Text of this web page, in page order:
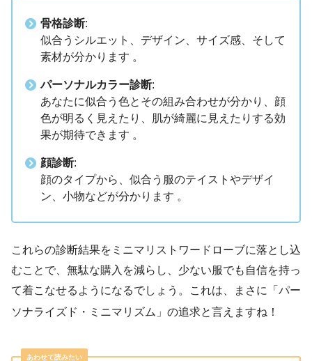
骨格診断:
似合うシルエット、デザイン、サイズ感、そして
素材が分かります 。
パーソナルカラー診断:
あなたに似合う色とその組み合わせが分かり、顔
色が明るく見えたり、肌が綺麗に見えたりする効
果が期待できます 。
顔診断:
顔のタイプから、似合う服のテイストやデザイ
ン、小物などが分かります 。
これらの診断結果をミニマリストワードローブに落とし込
むことで、無駄な購入を減らし、少ない服でも自信を持っ
て着こなせるようになるでしょう。これは、まさに「パー
ソナライズド・ミニマリズム」の追求と言えますね！